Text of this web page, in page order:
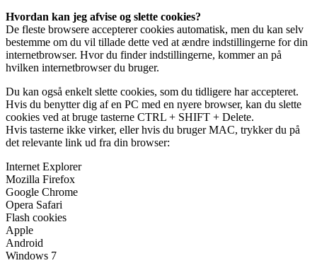
Hvordan kan jeg afvise og slette cookies?
De fleste browsere accepterer cookies automatisk, men du kan selv
bestemme om du vil tillade dette ved at ændre indstillingerne for din
internetbrowser. Hvor du finder indstillingerne, kommer an på
hvilken internetbrowser du bruger.
Du kan også enkelt slette cookies, som du tidligere har accepteret.
Hvis du benytter dig af en PC med en nyere browser, kan du slette
cookies ved at bruge tasterne CTRL + SHIFT + Delete.
Hvis tasterne ikke virker, eller hvis du bruger MAC, trykker du på
det relevante link ud fra din browser:
Internet Explorer
Mozilla Firefox
Google Chrome
Opera Safari
Flash cookies
Apple
Android
Windows 7